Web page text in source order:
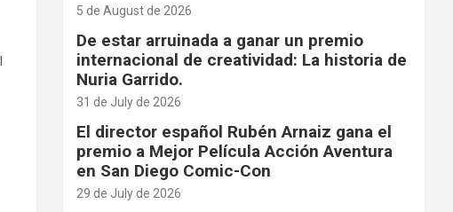
5 de August de 2026
De estar arruinada a ganar un premio
internacional de creatividad: La historia de
Nuria Garrido.
31 de July de 2026
El director español Rubén Arnaiz gana el
premio a Mejor Película Acción Aventura
en San Diego Comic-Con
29 de July de 2026